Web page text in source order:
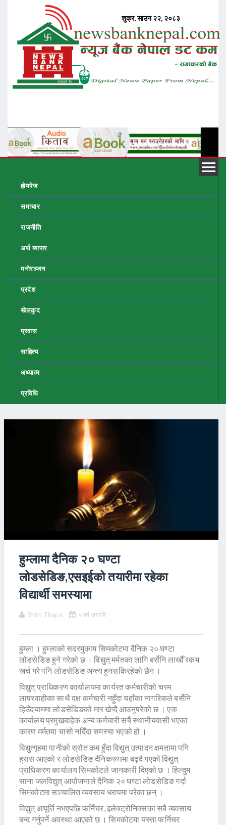
होमपेज
समाचार
राजनीति
अर्थ ब्यापार
मनोरञ्जन
प्रदेश
खेलकुद
प्रवास
साहित्य
अध्यात्म
प्रविधि
हुम्लामा दैनिक २० घण्टा
लोडसेडिङ,एसइईको तयारीमा रहेका
विद्यार्थी समस्यामा
Bhim Thapa ५ वर्ष अगाडि
हुम्ला । हुम्लाको सदरमुकाम सिमकोटमा दैनिक २० घण्टा
लोडसेडिङ हुने गरेको छ । विद्युत् मर्मतका लागि बर्सेनि लाखौँ रकम
खर्च गरे पनि लोडसेडिङ अन्त्य हुनसकिरहेको छैन ।
विद्युत् प्राधिकरण कार्यालयमा कार्यरत कर्मचारीको चरम
लापरवाहीका साथै दक्ष कर्मचारी नहुँदा यहाँका नागरिकले बर्सेनि
हिउँदयाममा लोडसेडिङको मार खेप्दै आउनुपरेको छ । एक
कार्यालय प्रमुखबाहेक अन्य कर्मचारी सबै स्थानीयवासी भएका
कारण मर्मतमा चासो नदिँदा समस्या भएको हो ।
विद्युत्गृहमा पानीको स्रोत कम हुँदा विद्युत् उत्पादन क्षमतामा पनि
ह्रास आएको र लोडसेडिङ दैनिकरूपमा बढ्दै गएको विद्युत्
प्राधिकरण कार्यालय सिमकोटले जानकारी दिएको छ । हिल्दुम
साना जलविद्युत् आयोजनाले दैनिक २० घण्टा लोडसेडिङ गर्दा
सिमकोटमा सञ्चालित व्यवसाय धरापमा परेका छन् ।
विद्युत् आपूर्ति नभएपछि फर्निचर, इलेक्ट्रोनिक्सका सबै व्यवसाय
बन्द गर्नुपर्ने अवस्था आएको छ । सिमकोटमा यस्ता फर्निचर